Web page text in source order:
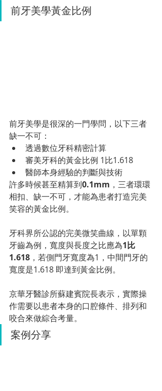
前牙美學黃金比例
前牙美學是很深的一門學問，以下三者
缺一不可：
透過數位牙科精密計算
審美牙科的黃金比例 1比1.618
醫師本身經驗的判斷與技術
許多時候甚至精算到0.1mm ，三者環環
相扣、缺一不可，才能為患者打造完美
笑容的黃金比例。
牙科界所公認的完美微笑曲線，以單顆
牙齒為例，寬度與長度之比應為1比
1.618 ，若側門牙寬度為1，中間門牙的
寬度是1.618 即達到黃金比例。
京華牙醫診所蘇建賓院長表示，實際操
作需要以患者本身的口腔條件、排列和
咬合來做綜合考量。
案例分享